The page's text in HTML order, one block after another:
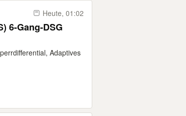
Heute, 01:02
6-Gang-DSG
Adaptives